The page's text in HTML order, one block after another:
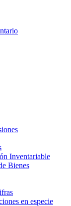
Inventariable
Bienes
en especie